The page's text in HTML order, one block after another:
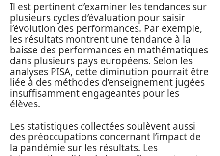
Il est pertinent d’examiner les tendances sur
plusieurs cycles d’évaluation pour saisir
l’évolution des performances. Par exemple,
les résultats montrent une tendance à la
baisse des performances en mathématiques
dans plusieurs pays européens. Selon les
analyses PISA, cette diminution pourrait être
liée à des méthodes d’enseignement jugées
insuffisamment engageantes pour les
élèves.
Les statistiques collectées soulèvent aussi
des préoccupations concernant l’impact de
la pandémie sur les résultats. Les